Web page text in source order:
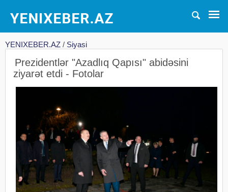
YENIXEBER.AZ / Siyasi
Prezidentlər "Azadlıq Qapısı" abidəsini
ziyarət etdi - Fotolar